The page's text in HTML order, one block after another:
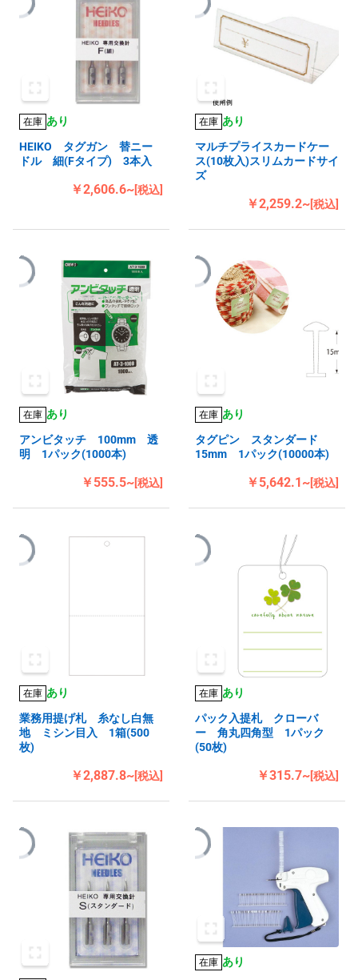
在庫 あり
HEIKO タグガン 替ニー
ドル 細(Fタイプ) 3本入
￥2,606.6~[税込]
在庫 あり
マルチプライスカードケー
ス(10枚入)スリムカードサイ
ズ
￥2,259.2~[税込]
在庫 あり
アンビタッチ 100mm 透
明 1パック(1000本)
￥555.5~[税込]
在庫 あり
タグピン スタンダード
15mm 1パック(10000本)
￥5,642.1~[税込]
在庫 あり
業務用提げ札 糸なし白無
地 ミシン目入 1箱(500
枚)
￥2,887.8~[税込]
在庫 あり
パック入提札 クローバ
ー 角丸四角型 1パック
(50枚)
￥315.7~[税込]
在庫 あり